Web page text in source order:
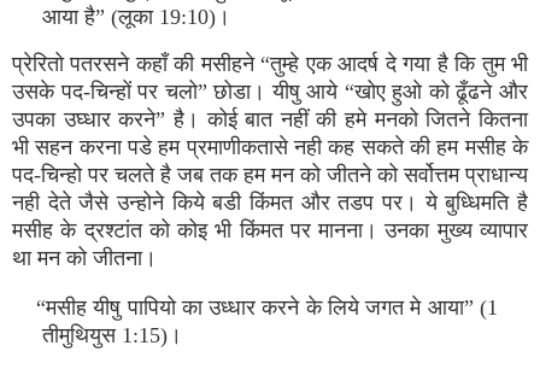
आया है” (लूका 19:10)।
प्रेरितो पतरसने कहाँ की मसीहने “तुम्हे एक आदर्ष दे गया है कि तुम भी
उसके पद-चिन्हों पर चलो” छोडा। यीषु आये “खोए हुओ को ढूँढने और
उपका उघ्धार करने” है। कोई बात नहीं की हमे मनको जितने कितना
भी सहन करना पडे हम प्रमाणीकतासे नही कह सकते की हम मसीह के
पद-चिन्हो पर चलते है जब तक हम मन को जीतने को सर्वोत्तम प्राधान्य
नही देते जैसे उन्होने किये बडी किंमत और तडप पर। ये बुध्धिमति है
मसीह के द्रश्टांत को कोइ भी किंमत पर मानना। उनका मुख्य व्यापार
था मन को जीतना।
“मसीह यीषु पापियो का उध्धार करने के लिये जगत मे आया” (1
तीमुथियुस 1:15)।